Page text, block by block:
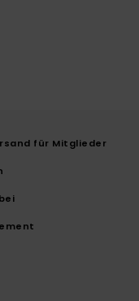
für Mitglieder